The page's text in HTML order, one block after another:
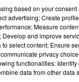
après
la folie face à
based on your
advertising; Create
Measure
and improve
select content; Ensure
privacy
functionalities:
data from other data